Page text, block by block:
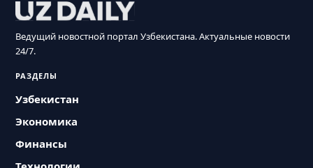
Ведущий новостной портал Узбекистана. Актуальные новости
24/7.
РАЗДЕЛЫ
Узбекистан
Экономика
Финансы